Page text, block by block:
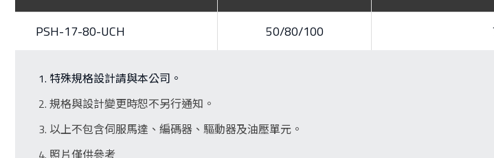
PSH-17-80-UCH 50/80/100
特殊規格設計請與本公司。
規格與設計變更時恕不另行通知。
以上不包含伺服馬達、編碼器、驅動器及油壓單元。